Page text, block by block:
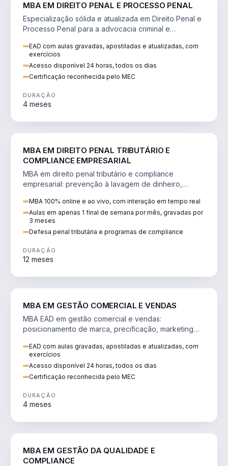
MBA EM DIREITO PENAL E PROCESSO PENAL
Especialização sólida e atualizada em Direito Penal e
Processo Penal para a advocacia criminal e
EAD com aulas gravadas, apostiladas e atualizadas, com
exercícios
Acesso disponível 24 horas, todos os dias
Certificação reconhecida pelo MEC
DURAÇÃO
4 meses
MBA EM DIREITO PENAL TRIBUTÁRIO E
COMPLIANCE EMPRESARIAL
MBA em direito penal tributário e compliance
empresarial: prevenção à lavagem de dinheiro,
MBA 100% online e ao vivo, com interação em tempo real
Aulas em apenas 1 final de semana por mês, gravadas por
3 meses
Defesa penal tributária e programas de compliance
DURAÇÃO
12 meses
MBA EM GESTÃO COMERCIAL E VENDAS
MBA EAD em gestão comercial e vendas:
posicionamento de marca, precificação, marketing
EAD com aulas gravadas, apostiladas e atualizadas, com
exercícios
Acesso disponível 24 horas, todos os dias
Certificação reconhecida pelo MEC
DURAÇÃO
4 meses
MBA EM GESTÃO DA QUALIDADE E
COMPLIANCE